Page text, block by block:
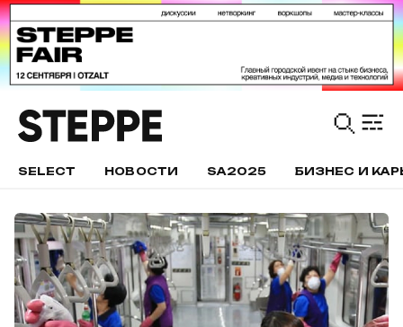
SELECT НОВОСТИ SA2025 БИЗНЕС И